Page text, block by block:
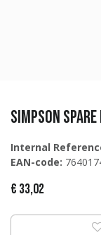
Simpson
Internal
EAN-code:
€ 33,02